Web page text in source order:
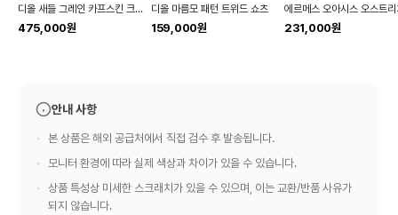
디올 새들 그레인 카프스킨 크로스백
475,000원
디올 마름모 패턴 트위드 쇼츠
159,000원 231,000원
안내 사항
본 상품은 해외 공급처에서 직접 검수 후 발송됩니다.
모니터 환경에 따라 실제 색상과 차이가 있을 수 있습니다.
상품 특성상 미세한 스크래치가 있을 수 있으며, 이는 교환/반품 사유가
되지 않습니다.